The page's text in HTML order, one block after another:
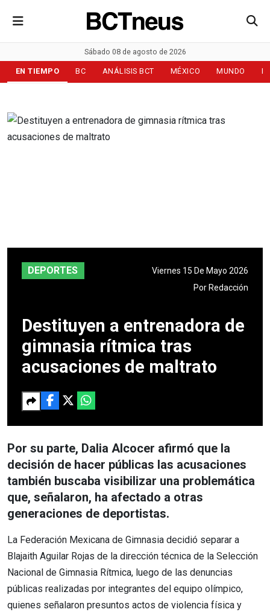
Sábado 08 de agosto de 2026
EN TIEMPO BC ANÁLISIS BCT MÉXICO MUNDO
DEPORTES
Viernes 15 De Mayo 2026
Por Redacción
Destituyen a entrenadora de
gimnasia rítmica tras
acusaciones de maltrato
Por su parte, Dalia Alcocer afirmó que la
decisión de hacer públicas las acusaciones
también buscaba visibilizar una problemática
que, señalaron, ha afectado a otras
generaciones de deportistas.
La Federación Mexicana de Gimnasia decidió separar a
Blajaith Aguilar Rojas de la dirección técnica de la Selección
Nacional de Gimnasia Rítmica, luego de las denuncias
públicas realizadas por integrantes del equipo olímpico,
quienes señalaron presuntos actos de violencia física y